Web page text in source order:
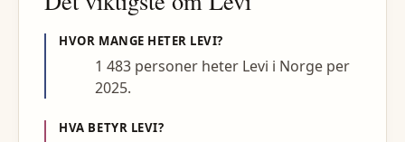
HVOR MANGE HETER LEVI?
1 483 personer heter Levi i Norge per
2025.
HVA BETYR LEVI?